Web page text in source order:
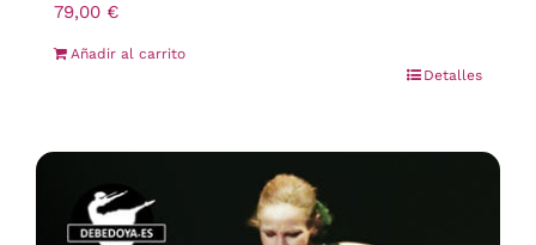
79,00 €
Añadir al carrito
Detalles